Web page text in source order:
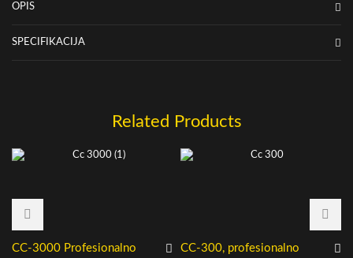
OPIS
SPECIFIKACIJA
Related Products
CC-3000 Profesionalno
CC-300, profesionalno